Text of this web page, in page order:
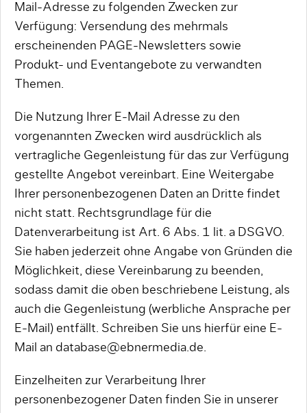
Mail-Adresse zu folgenden Zwecken zur
Verfügung: Versendung des mehrmals
erscheinenden PAGE-Newsletters sowie
Produkt- und Eventangebote zu verwandten
Themen.
Die Nutzung Ihrer E-Mail Adresse zu den
vorgenannten Zwecken wird ausdrücklich als
vertragliche Gegenleistung für das zur Verfügung
gestellte Angebot vereinbart. Eine Weitergabe
Ihrer personenbezogenen Daten an Dritte findet
nicht statt. Rechtsgrundlage für die
Datenverarbeitung ist Art. 6 Abs. 1 lit. a DSGVO.
Sie haben jederzeit ohne Angabe von Gründen die
Möglichkeit, diese Vereinbarung zu beenden,
sodass damit die oben beschriebene Leistung, als
auch die Gegenleistung (werbliche Ansprache per
E-Mail) entfällt. Schreiben Sie uns hierfür eine E-
Mail an database@ebnermedia.de.
Einzelheiten zur Verarbeitung Ihrer
personenbezogener Daten finden Sie in unserer